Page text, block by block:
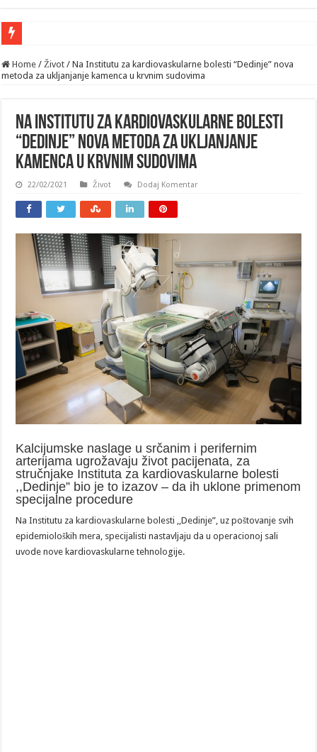
Home / Život / Na Institutu za kardiovaskularne bolesti “Dedinje” nova
metoda za ukljanjanje kamenca u krvnim sudovima
Na Institutu za kardiovaskularne bolesti
“Dedinje” nova metoda za ukljanjanje
kamenca u krvnim sudovima
22/02/2021 Život Dodaj Komentar
Kalcijumske naslage u srčanim i perifernim
arterijama ugrožavaju život pacijenata, za
stručnjake Instituta za kardiovaskularne bolesti
,,Dedinje” bio je to izazov – da ih uklone primenom
specijalne procedure
Na Institutu za kardiovaskularne bolesti ,,Dedinje”, uz poštovanje svih
epidemioloških mera, specijalisti nastavljaju da u operacionoj sali
uvode nove kardiovaskularne tehnologije.